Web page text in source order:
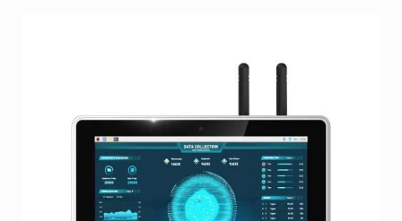
kan
velges
på
produktsiden